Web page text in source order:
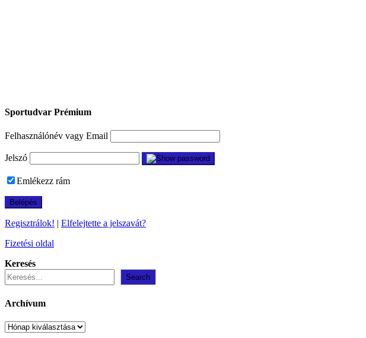
Sportudvar Prémium
Felhasználónév vagy Email
Jelszó
Emlékezz rám
Regisztrálok! | Elfelejtette a jelszavát?
Fizetési oldal
Keresés
Search
Archívum
Archívum